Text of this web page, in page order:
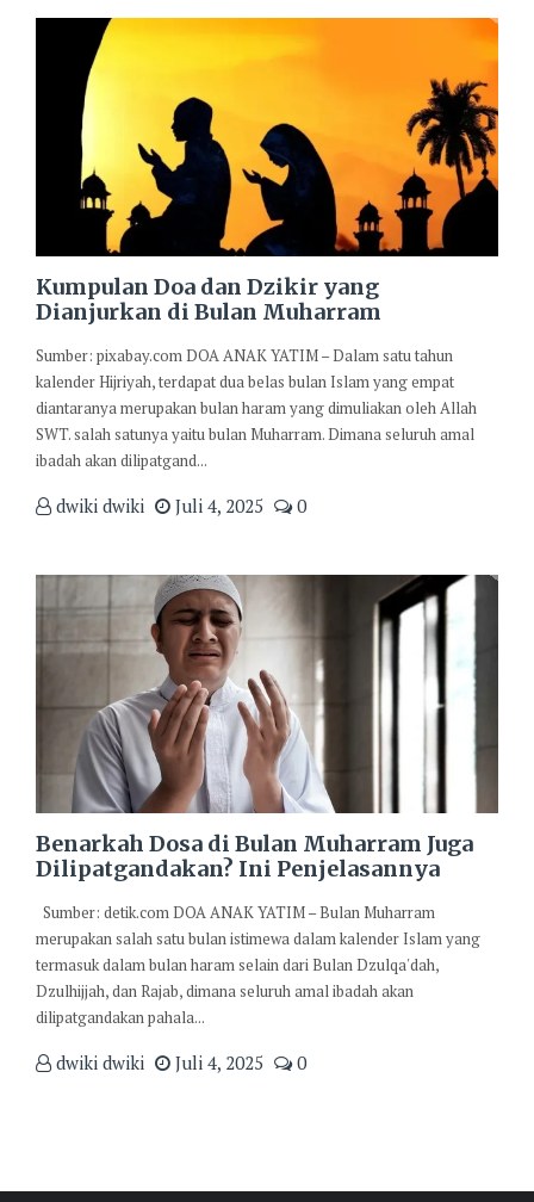
Kumpulan Doa dan Dzikir yang
Dianjurkan di Bulan Muharram
Sumber: pixabay.com DOA ANAK YATIM – Dalam satu tahun
kalender Hijriyah, terdapat dua belas bulan Islam yang empat
diantaranya merupakan bulan haram yang dimuliakan oleh Allah
SWT. salah satunya yaitu bulan Muharram. Dimana seluruh amal
ibadah akan dilipatgand...
dwiki dwiki Juli 4, 2025 0
Benarkah Dosa di Bulan Muharram Juga
Dilipatgandakan? Ini Penjelasannya
Sumber: detik.com DOA ANAK YATIM – Bulan Muharram
merupakan salah satu bulan istimewa dalam kalender Islam yang
termasuk dalam bulan haram selain dari Bulan Dzulqa'dah,
Dzulhijjah, dan Rajab, dimana seluruh amal ibadah akan
dilipatgandakan pahala...
dwiki dwiki Juli 4, 2025 0